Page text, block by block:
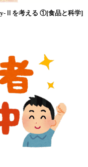
Ⅱを考える ①[食品と科学]